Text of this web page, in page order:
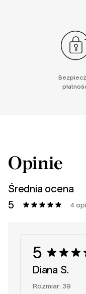
Opinie
Średnia ocena
5
4
5
Diana S.
Rozmiar: 39